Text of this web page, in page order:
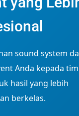
sound system
Anda kepada tim
hasil yang lebih
berkelas.